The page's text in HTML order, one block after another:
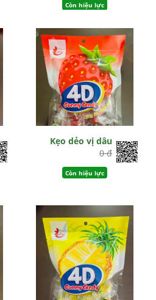
Còn hiệu lực
Kẹo dẻo vị dâu
0 đ
Còn hiệu lực